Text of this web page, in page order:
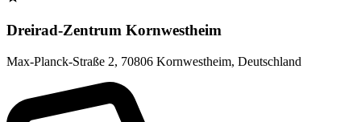
Dreirad-Zentrum Kornwestheim
Max-Planck-Straße 2, 70806 Kornwestheim, Deutschland